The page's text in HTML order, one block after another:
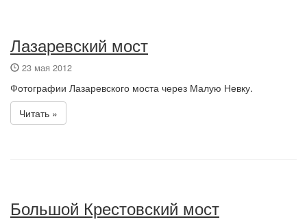
Лазаревский мост
23 мая 2012
Фотографии Лазаревского моста через Малую Невку.
Читать »
Большой Крестовский мост